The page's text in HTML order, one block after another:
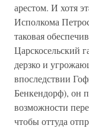
арестом. И хотя
Исполкома
таковая
Царскосельский
дерзко и
впоследствии
Бенкендорф), он
возможности
чтобы оттуда